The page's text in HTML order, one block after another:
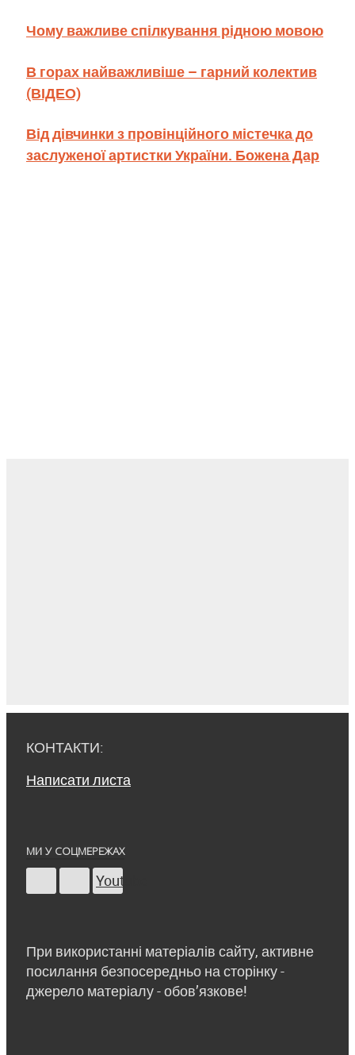
Чому важливе спілкування рідною мовою
В горах найважливіше – гарний колектив
(ВІДЕО)
Від дівчинки з провінційного містечка до
заслуженої артистки України. Божена Дар
КОНТАКТИ:
Написати листа
МИ У СОЦМЕРЕЖАХ
Youtube
При використанні матеріалів сайту, активне
посилання безпосередньо на сторінку -
джерело матеріалу - обов’язкове!